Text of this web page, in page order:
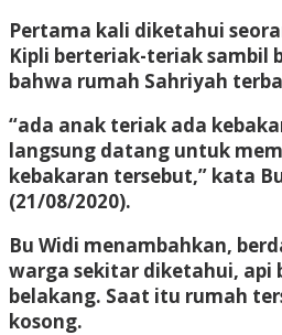
Pertama kali diketahui
Kipli berteriak-teriak sambil
bahwa rumah Sahriyah
“ada anak teriak ada
langsung datang untuk
kebakaran tersebut,” kata
(21/08/2020).
Bu Widi menambahkan,
warga sekitar diketahui, api
belakang. Saat itu rumah
kosong.